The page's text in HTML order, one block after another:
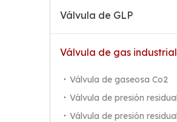
Válvula de GLP
Válvula de gas industrial
Válvula de gaseosa Co2